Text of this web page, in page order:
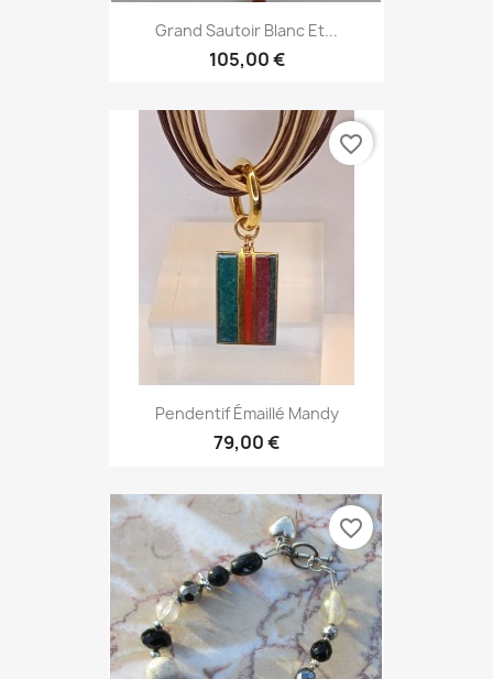
Grand Sautoir Blanc Et...
105,00 €
Pendentif Émaillé Mandy
79,00 €
favorite_border
favorite_border